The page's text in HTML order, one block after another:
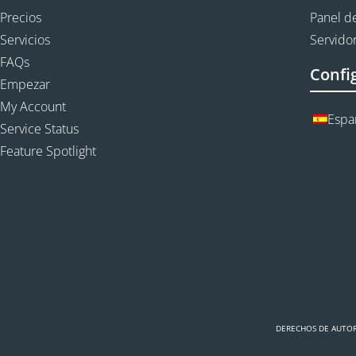
Precios
Servicios
FAQs
Empezar
My Account
Service Status
Feature Spotlight
Panel
DERECHOS DE